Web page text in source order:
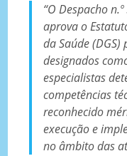
“O Despacho
aprova o
da Saúde (DGS)
designados
especialistas
competências
reconhecido
execução e
no âmbito das